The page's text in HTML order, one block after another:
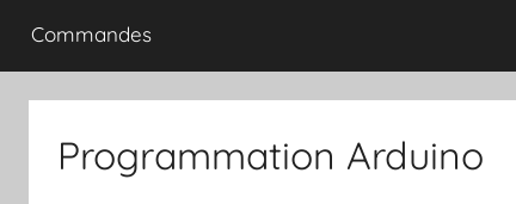
Commandes
Programmation Arduino